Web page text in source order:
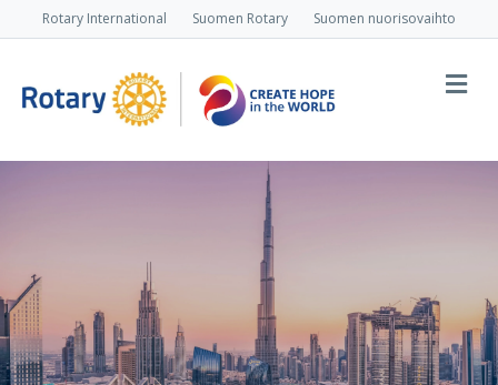
Rotary International Suomen Rotary Suomen nuorisovaihto